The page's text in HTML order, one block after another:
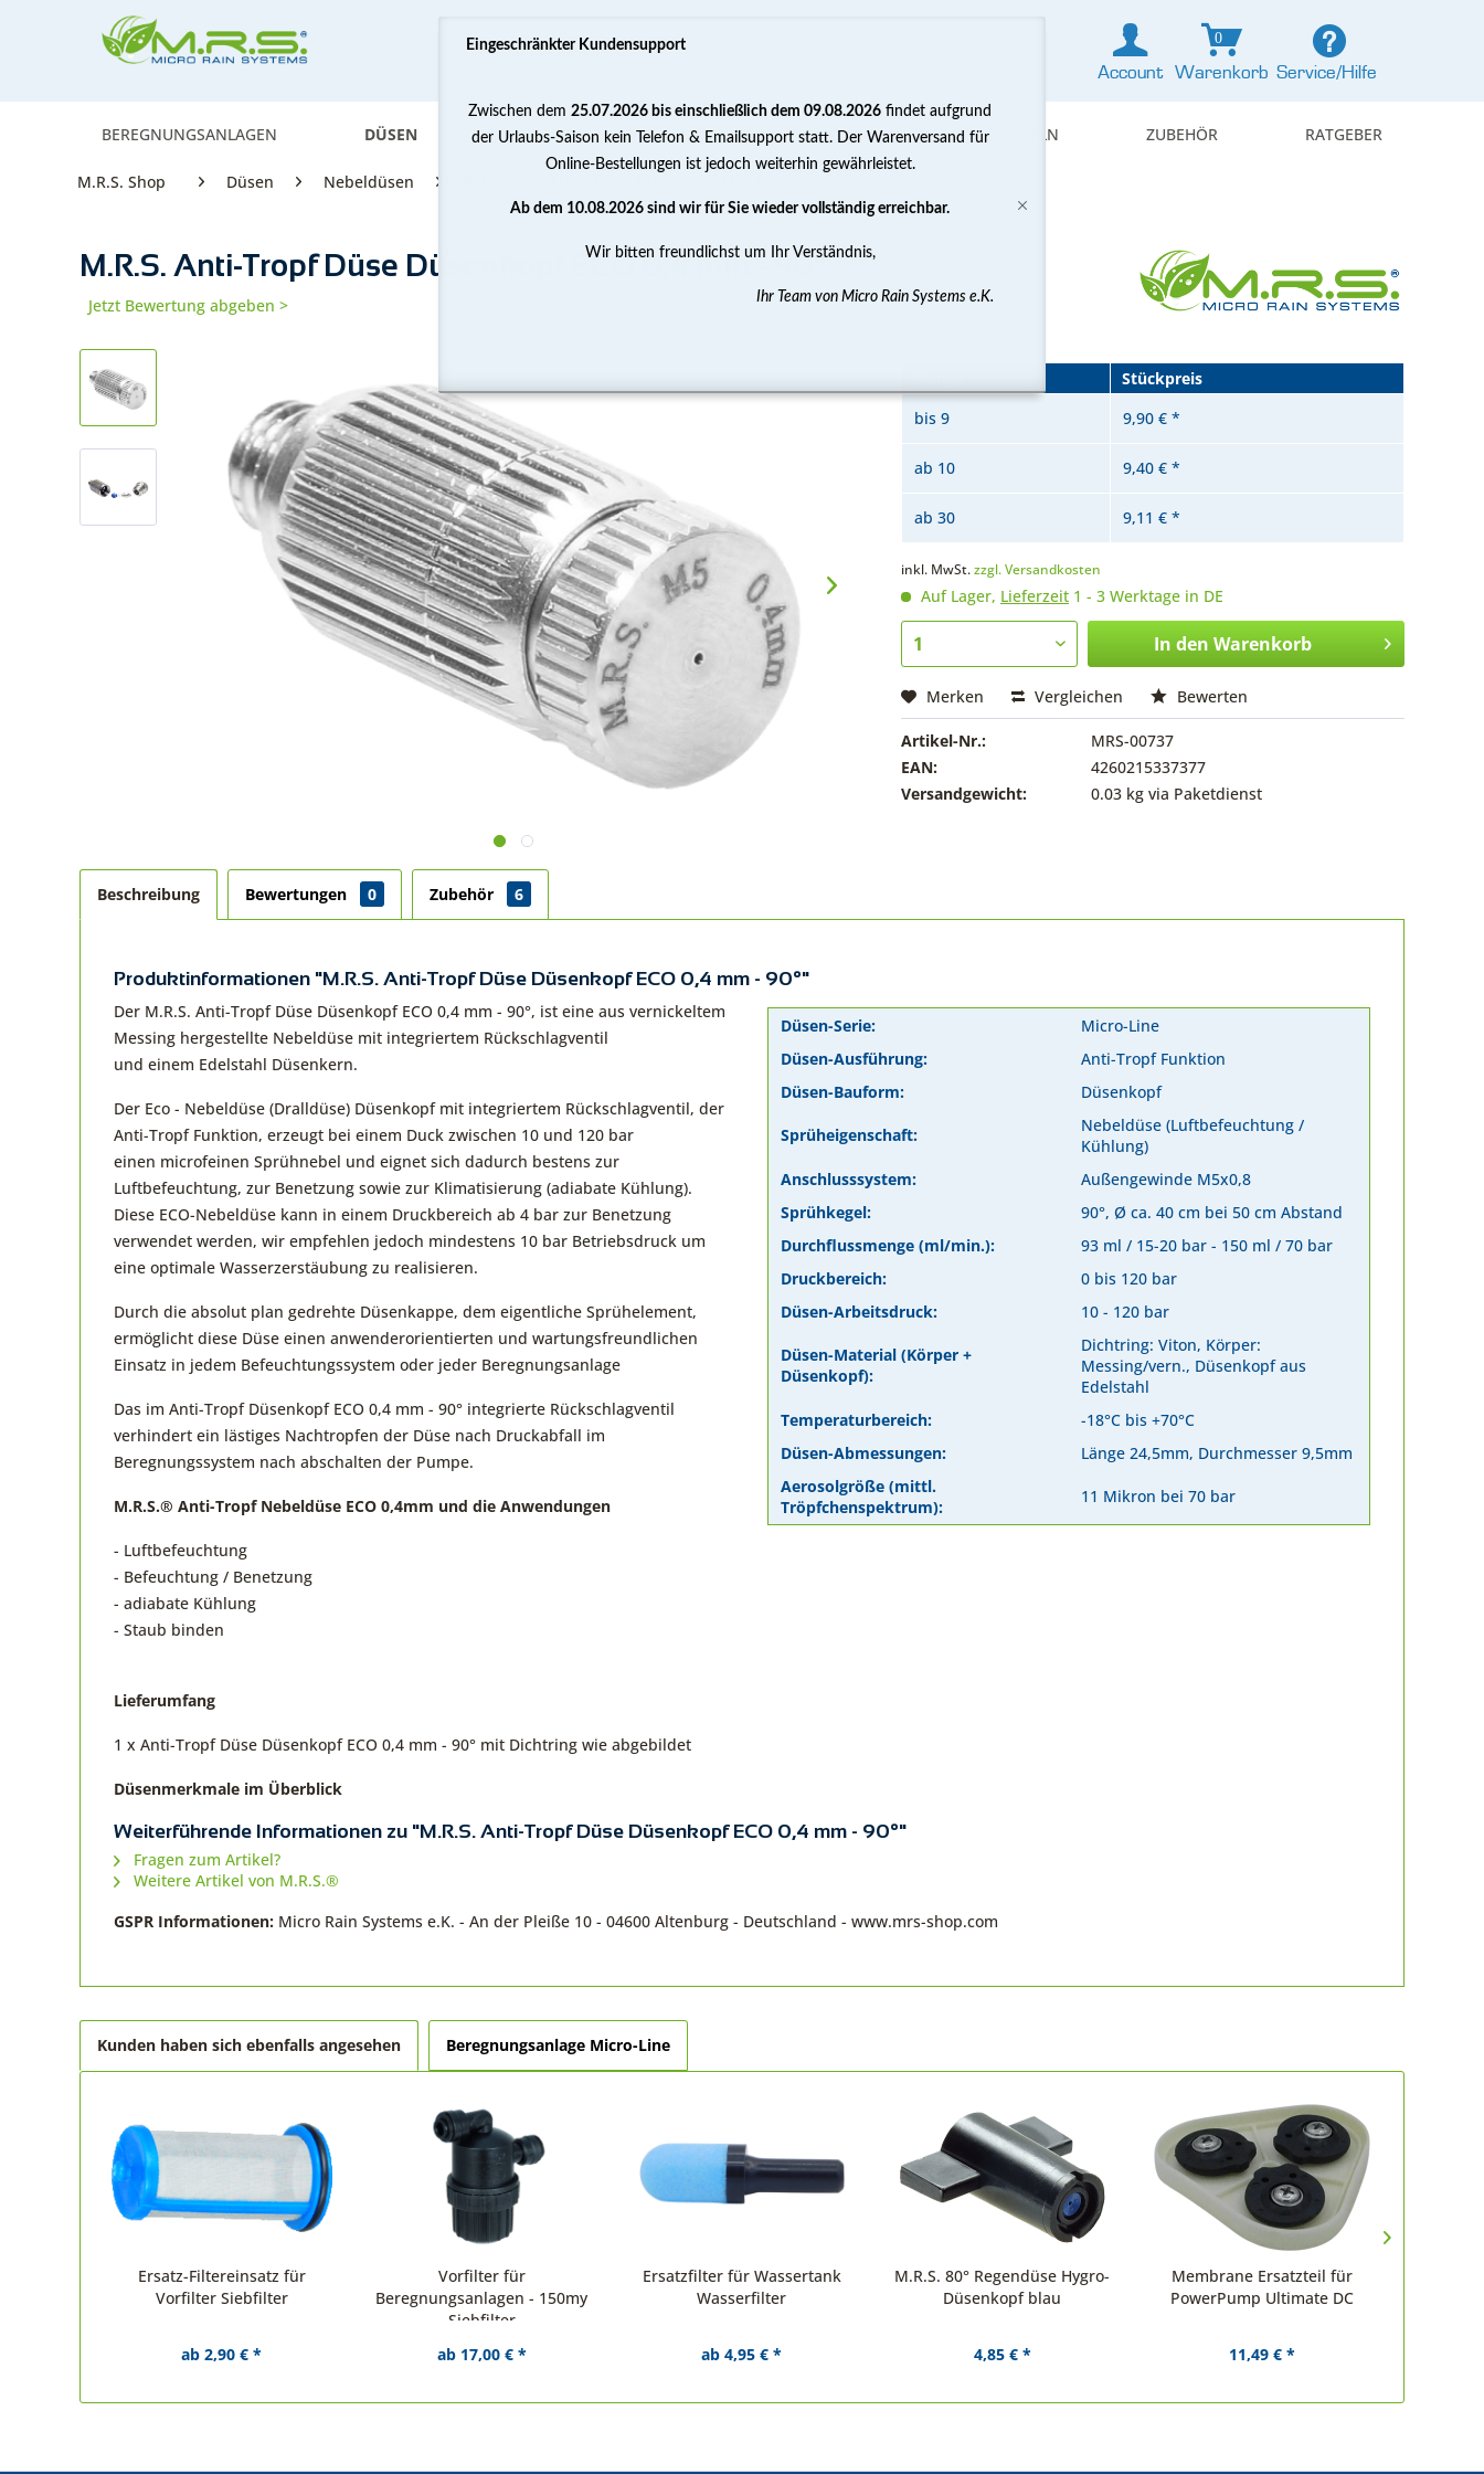
Service/Hilfe
Account
0
Warenkorb
BEREGNUNGSANLAGEN DÜSEN PUMPEN WASSERAUFBEREITUNG MESSEN & REGELN ZUBEHÖR RATGEBER
M.R.S. Shop Düsen Nebeldüsen M.R.S. Anti-Tropf Düse Düsenkopf ECO 0,4 mm - 90°
M.R.S. Anti-Tropf Düse Düsenkopf ECO 0,4 mm - 90°
Jetzt Bewertung abgeben >
Stückpreis
bis 9 9,90 € *
ab 10 9,40 € *
ab 30 9,11 € *
inkl. MwSt.zzgl. Versandkosten
Auf Lager, Lieferzeit 1 - 3 Werktage in DE
In den Warenkorb
Merken Vergleichen Bewerten
Artikel-Nr.:
MRS-00737
EAN:
4260215337377
Versandgewicht:
0.03 kg via Paketdienst
Beschreibung Bewertungen 0 Zubehör 6
Produktinformationen "M.R.S. Anti-Tropf Düse Düsenkopf ECO 0,4 mm - 90°"
Düsen-Serie:
Micro-Line
Düsen-Ausführung:
Anti-Tropf Funktion
Düsen-Bauform:
Düsenkopf
Sprüheigenschaft:
Nebeldüse (Luftbefeuchtung /
Kühlung)
Anschlusssystem:
Außengewinde M5x0,8
Sprühkegel:
90°, Ø ca. 40 cm bei 50 cm Abstand
Durchflussmenge (ml/min.):
93 ml / 15-20 bar - 150 ml / 70 bar
Druckbereich:
0 bis 120 bar
Düsen-Arbeitsdruck:
10 - 120 bar
Düsen-Material (Körper +
Düsenkopf):
Dichtring: Viton, Körper:
Messing/vern., Düsenkopf aus
Edelstahl
Temperaturbereich:
-18°C bis +70°C
Düsen-Abmessungen:
Länge 24,5mm, Durchmesser 9,5mm
Aerosolgröße (mittl.
Tröpfchenspektrum):
11 Mikron bei 70 bar
Der M.R.S. Anti-Tropf Düse Düsenkopf ECO 0,4 mm - 90°, ist eine aus vernickeltem
Messing hergestellte Nebeldüse mit integriertem Rückschlagventil
und einem Edelstahl Düsenkern.
Der Eco - Nebeldüse (Dralldüse) Düsenkopf mit integriertem Rückschlagventil, der
Anti-Tropf Funktion, erzeugt bei einem Duck zwischen 10 und 120 bar
einen microfeinen Sprühnebel und eignet sich dadurch bestens zur
Luftbefeuchtung, zur Benetzung sowie zur Klimatisierung (adiabate Kühlung).
Diese ECO-Nebeldüse kann in einem Druckbereich ab 4 bar zur Benetzung
verwendet werden, wir empfehlen jedoch mindestens 10 bar Betriebsdruck um
eine optimale Wasserzerstäubung zu realisieren.
Durch die absolut plan gedrehte Düsenkappe, dem eigentliche Sprühelement,
ermöglicht diese Düse einen anwenderorientierten und wartungsfreundlichen
Einsatz in jedem Befeuchtungssystem oder jeder Beregnungsanlage
Das im Anti-Tropf Düsenkopf ECO 0,4 mm - 90° integrierte Rückschlagventil
verhindert ein lästiges Nachtropfen der Düse nach Druckabfall im
Beregnungssystem nach abschalten der Pumpe.
M.R.S.® Anti-Tropf Nebeldüse ECO 0,4mm und die Anwendungen
- Luftbefeuchtung
- Befeuchtung / Benetzung
- adiabate Kühlung
- Staub binden
Lieferumfang
1 x Anti-Tropf Düse Düsenkopf ECO 0,4 mm - 90° mit Dichtring wie abgebildet
Düsenmerkmale im Überblick
Weiterführende Informationen zu "M.R.S. Anti-Tropf Düse Düsenkopf ECO 0,4 mm - 90°"
Fragen zum Artikel?
Weitere Artikel von M.R.S.®
GSPR Informationen: Micro Rain Systems e.K. - An der Pleiße 10 - 04600 Altenburg - Deutschland - www.mrs-shop.com
Kunden haben sich ebenfalls angesehen Beregnungsanlage Micro-Line
Ersatz-Filtereinsatz für
Vorfilter Siebfilter
ab 2,90 € *
Vorfilter für
Beregnungsanlagen - 150my
Siebfilter
ab 17,00 € *
Ersatzfilter für Wassertank
Wasserfilter
ab 4,95 € *
M.R.S. 80° Regendüse Hygro-
Düsenkopf blau
4,85 € *
Membrane Ersatzteil für
PowerPump Ultimate DC
11,49 € *
Eingeschränkter Kundensupport
Zwischen dem 25.07.2026 bis einschließlich dem 09.08.2026 findet aufgrund
der Urlaubs-Saison kein Telefon & Emailsupport statt. Der Warenversand für
Online-Bestellungen ist jedoch weiterhin gewährleistet.
Ab dem 10.08.2026 sind wir für Sie wieder vollständig erreichbar.
Wir bitten freundlichst um Ihr Verständnis,
Ihr Team von Micro Rain Systems e.K.